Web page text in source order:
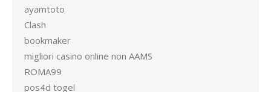
ayamtoto
Clash
bookmaker
migliori casino online non AAMS
ROMA99
pos4d togel